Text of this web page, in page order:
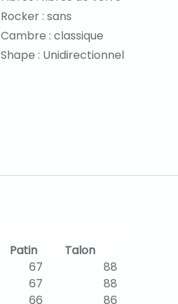
Rocker : sans
Cambre : classique
Shape : Unidirectionnel
Patin
Talon
67
88
67
88
66 86